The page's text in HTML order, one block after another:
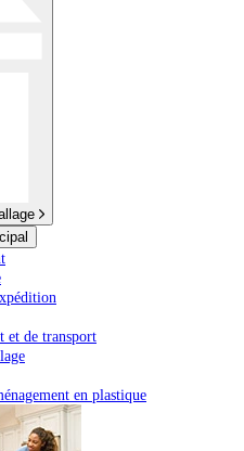
et de transport
en plastique